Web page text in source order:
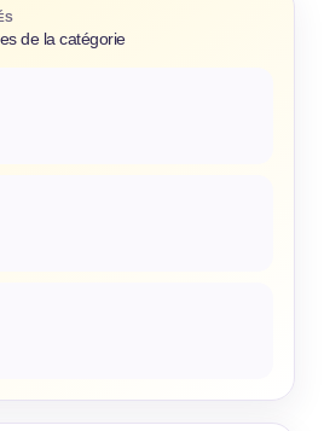
de la catégorie